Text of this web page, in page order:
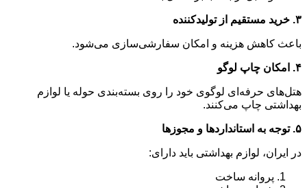
۳. خرید مستقیم از تولیدکننده
باعث کاهش هزینه و امکان سفارشی‌سازی می‌شود.
۴. امکان چاپ لوگو
هتل‌های حرفه‌ای لوگوی خود را روی بسته‌بندی حوله یا لوازم
بهداشتی چاپ می‌کنند.
۵. توجه به استانداردها و مجوزها
در ایران، لوازم بهداشتی باید دارای:
پروانه ساخت